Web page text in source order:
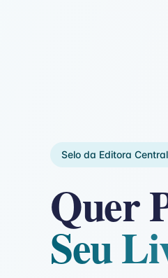
Selo da Editora
Quer
Seu